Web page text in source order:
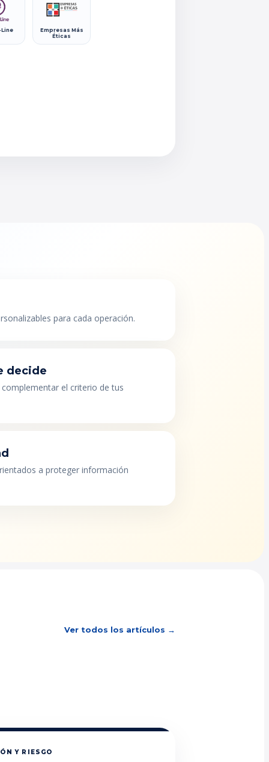
Empresas Más
Éticas
para cada operación.
decide
el criterio de tus
a proteger información
Ver todos los artículos →
Y RIESGO